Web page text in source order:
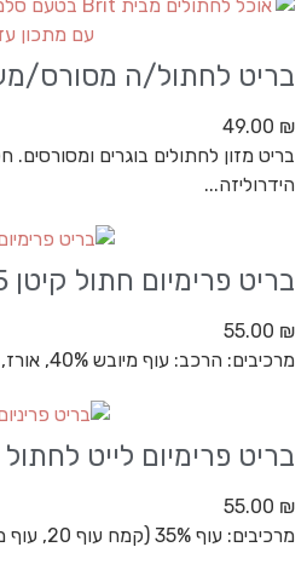
בריט לחתול/ה מסורס/
49.00 ₪
בריט מזון לחתולים בוגרים
הידרוליזה...
בריט פרימיום חתול קיטן 1.5 קילוגרם
55.00 ₪
מרכיבים: הרכב: עוף מיובש 40%, אורז, שומן עוף, אפונה, סלמון...
בריט פרימיום לייט לחתול 1.5 קילוגרם
55.00 ₪
מרכיבים: עוף 35% (קמח עוף 20, עוף מיובש 15%), אורז,...